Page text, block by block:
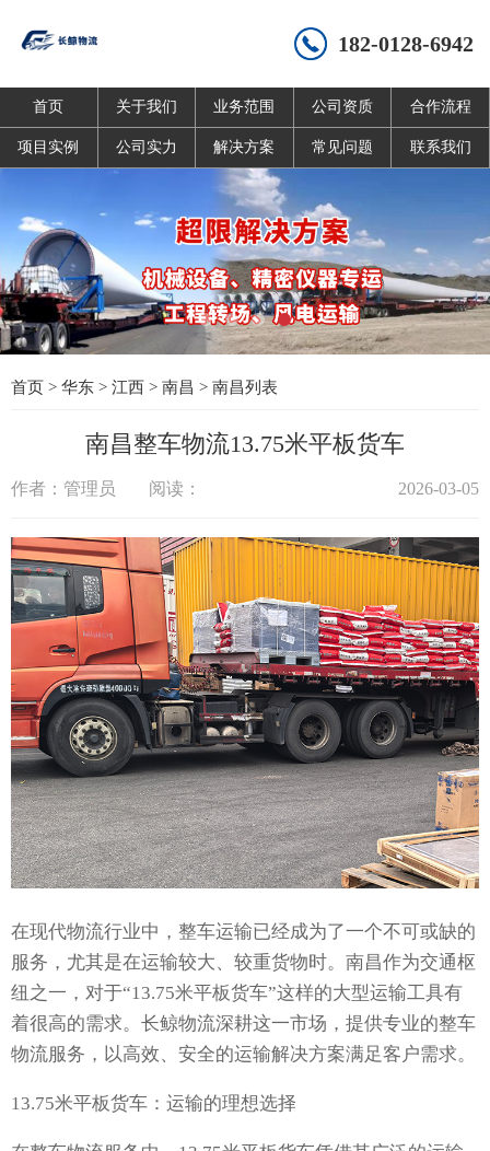
182-0128-6942
首页 关于我们 业务范围 公司资质 合作流程
项目实例 公司实力 解决方案 常见问题 联系我们
首页 > 华东 > 江西 > 南昌 > 南昌列表
南昌整车物流13.75米平板货车
作者：管理员 阅读： 2026-03-05
在现代物流行业中，整车运输已经成为了一个不可或缺的
服务，尤其是在运输较大、较重货物时。南昌作为交通枢
纽之一，对于“13.75米平板货车”这样的大型运输工具有
着很高的需求。长鲸物流深耕这一市场，提供专业的整车
物流服务，以高效、安全的运输解决方案满足客户需求。
13.75米平板货车：运输的理想选择